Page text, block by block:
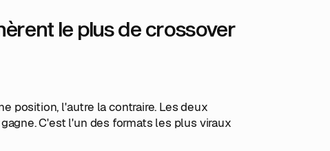
le plus de crossover
position, l'autre la contraire. Les deux
C'est l'un des formats les plus viraux